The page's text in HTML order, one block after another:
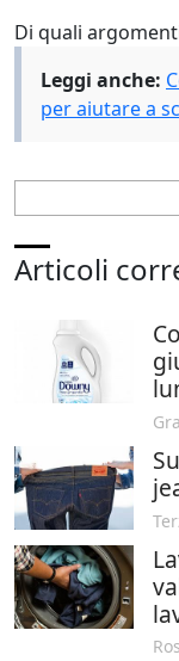
Di quali
Leggi anche:
per aiutare a
Articoli